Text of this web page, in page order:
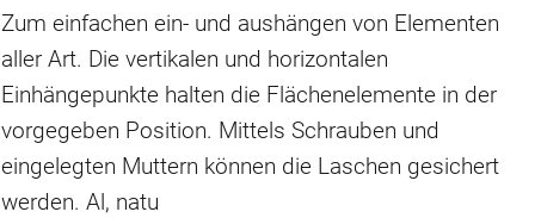
Zum einfachen ein- und aushängen von Elementen
aller Art. Die vertikalen und horizontalen
Einhängepunkte halten die Flächenelemente in der
vorgegeben Position. Mittels Schrauben und
eingelegten Muttern können die Laschen gesichert
werden. Al, natu